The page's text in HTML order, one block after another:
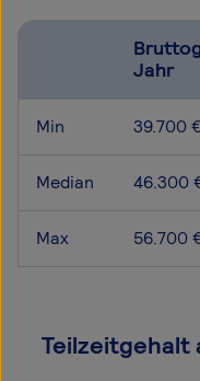
Jahr
Min 39.700
Median 46.300
Max 56.700